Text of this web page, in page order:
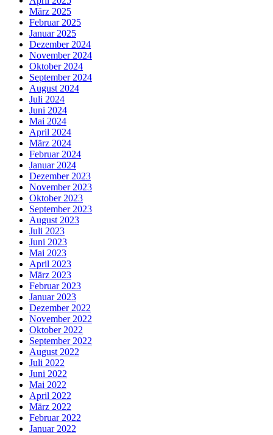
März 2025
Februar 2025
Januar 2025
Dezember 2024
November 2024
Oktober 2024
September 2024
August 2024
Juli 2024
Juni 2024
Mai 2024
April 2024
März 2024
Februar 2024
Januar 2024
Dezember 2023
November 2023
Oktober 2023
September 2023
August 2023
Juli 2023
Juni 2023
Mai 2023
April 2023
März 2023
Februar 2023
Januar 2023
Dezember 2022
November 2022
Oktober 2022
September 2022
August 2022
Juli 2022
Juni 2022
Mai 2022
April 2022
März 2022
Februar 2022
Januar 2022